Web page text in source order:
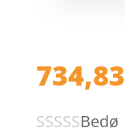
734,83
Bedø